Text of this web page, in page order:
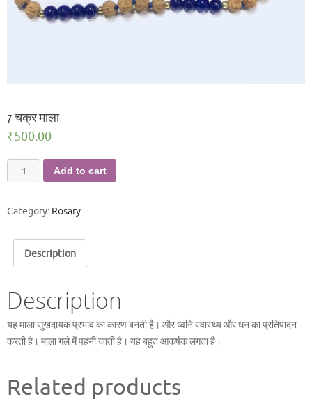
7 चक्र माला
₹500.00
चक्र
quantity
Add to cart
Category: Rosary
Description
Description
यह माला सुखदायक प्रभाव का कारण बनती है। और ध्वनि स्वास्थ्य और धन का प्रतिपादन
करती है। माला गले में पहनी जाती है। यह बहुत आकर्षक लगता है।
Related products